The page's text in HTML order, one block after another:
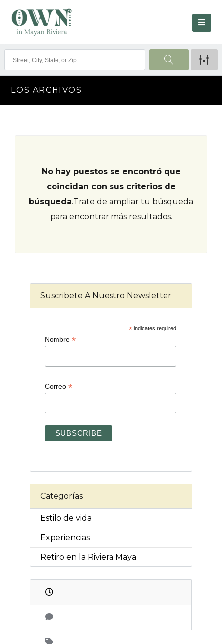
LOS ARCHIVOS
No hay puestos se encontró que
coincidan con sus criterios de
búsqueda.Trate de ampliar tu búsqueda
para encontrar más resultados.
Suscribete A Nuestro Newsletter
*indicates required
Nombre *
Correo *
Categorías
Estilo de vida
Experiencias
Retiro en la Riviera Maya